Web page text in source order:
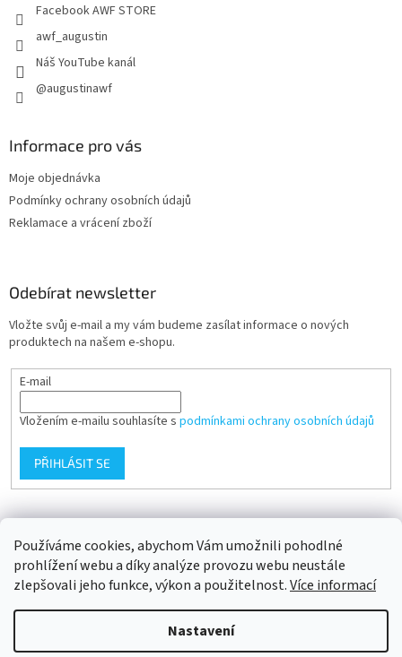
Používáme cookies, abychom Vám umožnili pohodlné
prohlížení webu a díky analýze provozu webu neustále
zlepšovali jeho funkce, výkon a použitelnost.Více informací
Nastavení
Facebook AWF STORE
awf_augustin
Náš YouTube kanál
@augustinawf
Informace pro vás
Moje objednávka
Podmínky ochrany osobních údajů
Reklamace a vrácení zboží
Odebírat newsletter
Vložte svůj e-mail a my vám budeme zasílat informace o nových
produktech na našem e-shopu.
E-mail
Vložením e-mailu souhlasíte s podmínkami ochrany osobních údajů
PŘIHLÁSIT SE
Vytvořil Shoptet